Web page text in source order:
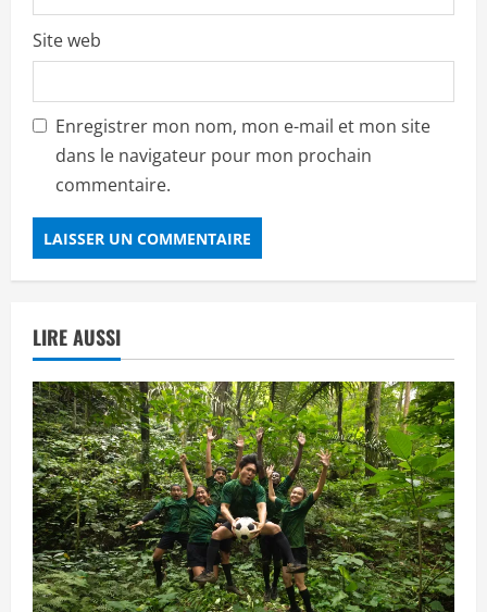
Site web
Enregistrer mon nom, mon e-mail et mon site
dans le navigateur pour mon prochain
commentaire.
LIRE AUSSI